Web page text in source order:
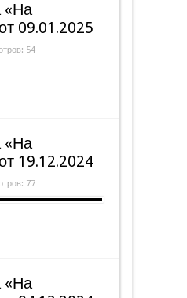
«На
09.01.2025
54
«На
19.12.2024
77
«На